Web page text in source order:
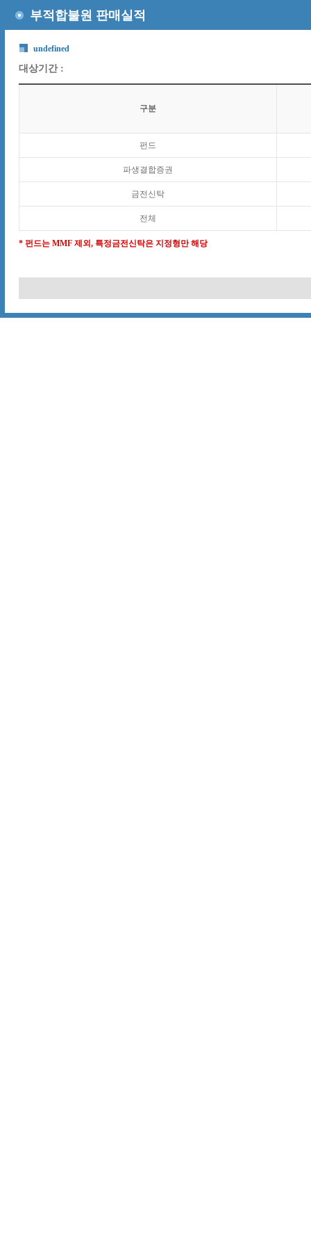
부적합불원 판매실적
undefined
대상기간 :
구분
펀드
파생결합증권
금전신탁
전체
* 펀드는 MMF 제외, 특정금전신탁은 지정형만 해당